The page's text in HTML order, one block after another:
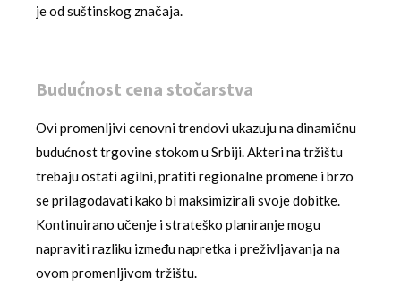
je od suštinskog značaja.
Budućnost cena stočarstva
Ovi promenljivi cenovni trendovi ukazuju na dinamičnu
budućnost trgovine stokom u Srbiji. Akteri na tržištu
trebaju ostati agilni, pratiti regionalne promene i brzo
se prilagođavati kako bi maksimizirali svoje dobitke.
Kontinuirano učenje i strateško planiranje mogu
napraviti razliku između napretka i preživljavanja na
ovom promenljivom tržištu.